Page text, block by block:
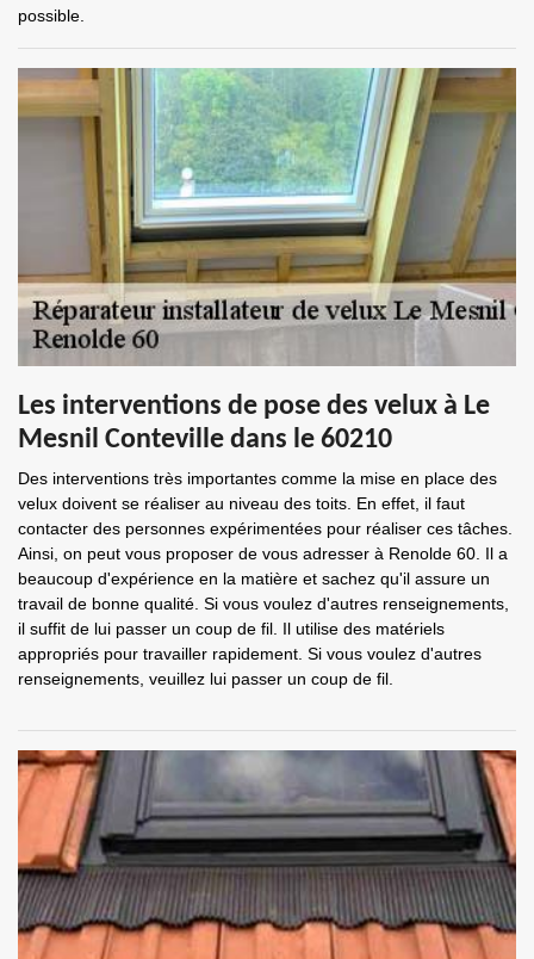
possible.
Les interventions de pose des velux à Le
Mesnil Conteville dans le 60210
Des interventions très importantes comme la mise en place des
velux doivent se réaliser au niveau des toits. En effet, il faut
contacter des personnes expérimentées pour réaliser ces tâches.
Ainsi, on peut vous proposer de vous adresser à Renolde 60. Il a
beaucoup d'expérience en la matière et sachez qu'il assure un
travail de bonne qualité. Si vous voulez d'autres renseignements,
il suffit de lui passer un coup de fil. Il utilise des matériels
appropriés pour travailler rapidement. Si vous voulez d'autres
renseignements, veuillez lui passer un coup de fil.